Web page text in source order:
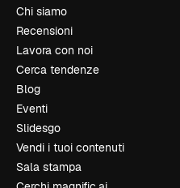
Chi siamo
Recensioni
Lavora con noi
Cerca tendenze
Blog
Eventi
Slidesgo
Vendi i tuoi contenuti
Sala stampa